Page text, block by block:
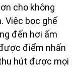
cho không
Việc bọc ghế
đến hơi ấm
điểm nhấn
hút được mọi